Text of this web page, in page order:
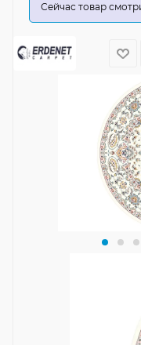
Сейчас товар